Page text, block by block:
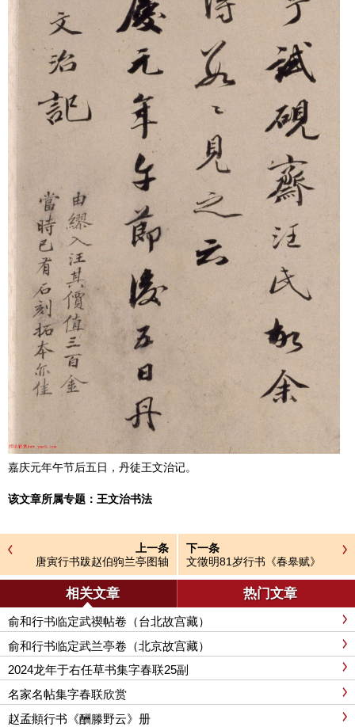
嘉庆元年午节后五日，丹徒王文治记。
该文章所属专题： 王文治书法
上一条
唐寅行书跋赵伯驹兰亭图轴
（美国藏）
下一条
文徵明81岁行书《春皋赋》
相关文章 热门文章
俞和行书临定武禊帖卷（台北故宫藏）
俞和行书临定武兰亭卷（北京故宫藏）
2024龙年于右任草书集字春联25副
名家名帖集字春联欣赏
赵孟頫行书《酬滕野云》册